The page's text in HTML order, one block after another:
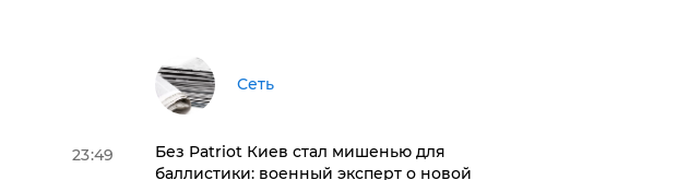
23:49
Сеть
​Без Patriot Киев стал мишенью для
баллистики: военный эксперт о новой